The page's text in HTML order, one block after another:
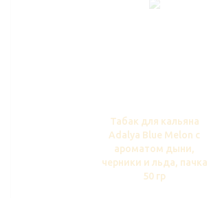
Табак для кальяна
Adalya Blue Melon с
ароматом дыни,
черники и льда, пачка
50 гр